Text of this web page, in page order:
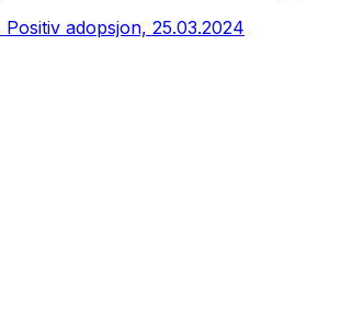
adopsjon, 25.03.2024